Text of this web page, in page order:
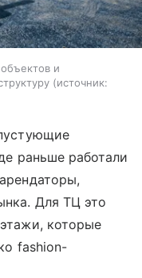
и
источник:
раньше работали
Для ТЦ это
которые
fashion-